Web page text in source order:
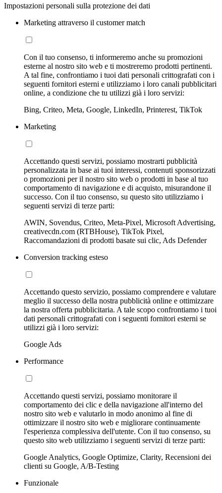
Impostazioni personali sulla protezione dei dati
Marketing attraverso il customer match
Con il tuo consenso, ti informeremo anche su promozioni
esterne al nostro sito web e ti mostreremo prodotti pertinenti.
A tal fine, confrontiamo i tuoi dati personali crittografati con i
seguenti fornitori esterni e utilizziamo i loro canali pubblicitari
online, a condizione che tu utilizzi già i loro servizi:
Bing, Criteo, Meta, Google, LinkedIn, Printerest, TikTok
Marketing
Accettando questi servizi, possiamo mostrarti pubblicità
personalizzata in base ai tuoi interessi, contenuti sponsorizzati
o promozioni per il nostro sito web o prodotti in base al tuo
comportamento di navigazione e di acquisto, misurandone il
successo. Con il tuo consenso, su questo sito utilizziamo i
seguenti servizi di terze parti:
AWIN, Sovendus, Criteo, Meta-Pixel, Microsoft Advertising,
creativecdn.com (RTBHouse), TikTok Pixel,
Raccomandazioni di prodotti basate sui clic, Ads Defender
Conversion tracking esteso
Accettando questo servizio, possiamo comprendere e valutare
meglio il successo della nostra pubblicità online e ottimizzare
la nostra offerta pubblicitaria. A tale scopo confrontiamo i tuoi
dati personali crittografati con i seguenti fornitori esterni se
utilizzi già i loro servizi:
Google Ads
Performance
Accettando questi servizi, possiamo monitorare il
comportamento dei clic e della navigazione all'interno del
nostro sito web e valutarlo in modo anonimo al fine di
ottimizzare il nostro sito web e migliorare continuamente
l'esperienza complessiva dell'utente. Con il tuo consenso, su
questo sito web utilizziamo i seguenti servizi di terze parti:
Google Analytics, Google Optimize, Clarity, Recensioni dei
clienti su Google, A/B-Testing
Funzionale